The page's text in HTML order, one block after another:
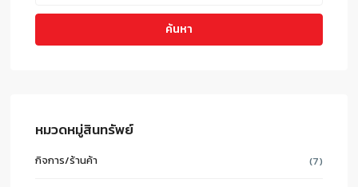
ค้นหา
หมวดหมู่สินทรัพย์
กิจการ/ร้านค้า (7)